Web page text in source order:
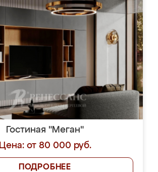
Гостиная "Меган"
Цена: от 80 000 руб.
ПОДРОБНЕЕ